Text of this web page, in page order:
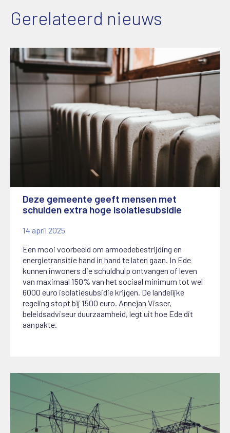
Gerelateerd nieuws
Deze gemeente geeft mensen met
schulden extra hoge isolatiesubsidie
14 april 2025
Een mooi voorbeeld om armoedebestrijding en
energietransitie hand in hand te laten gaan. In Ede
kunnen inwoners die schuldhulp ontvangen of leven
van maximaal 150% van het sociaal minimum tot wel
6000 euro isolatiesubsidie krijgen. De landelijke
regeling stopt bij 1500 euro. Annejan Visser,
beleidsadviseur duurzaamheid, legt uit hoe Ede dit
aanpakte.